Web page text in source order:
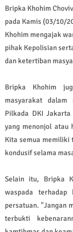
Bripka Khohim
pada Kamis (03/10/
Khohim mengajak
pihak Kepolisian
dan ketertiban
Bripka Khohim
masyarakat dalam
Pilkada DKI
yang menonjol atau
Kita semua memiliki
kondusif selama
Selain itu, Bripka
waspada
persatuan. "Jangan
terbukti